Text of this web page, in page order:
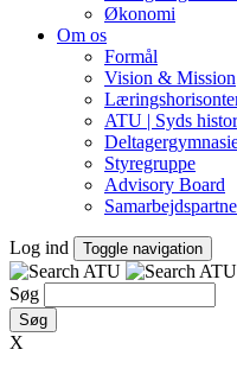
Økonomi
Om os
Formål
Vision & Mission
ATU | Syds
Styregruppe
Advisory Board
Log ind Toggle navigation
Søg
X